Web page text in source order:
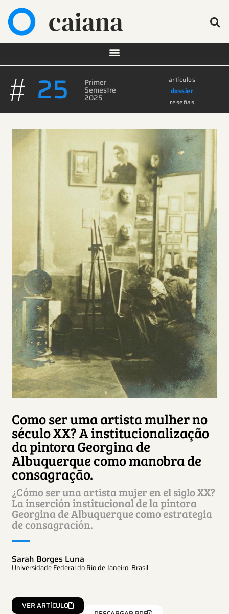
caiana
# 25 Primer
Semestre
2025
artículos
dossier
reseñas
Como ser uma artista mulher no
século XX? A institucionalização
da pintora Georgina de
Albuquerque como manobra de
consagração.
¿Cómo ser una artista mujer en el siglo XX?
La inserción institucional de la pintora
Georgina de Albuquerque como estrategia
de consagración.
Sarah Borges Luna
Universidade Federal do Rio de Janeiro, Brasil
VER ARTÍCULO